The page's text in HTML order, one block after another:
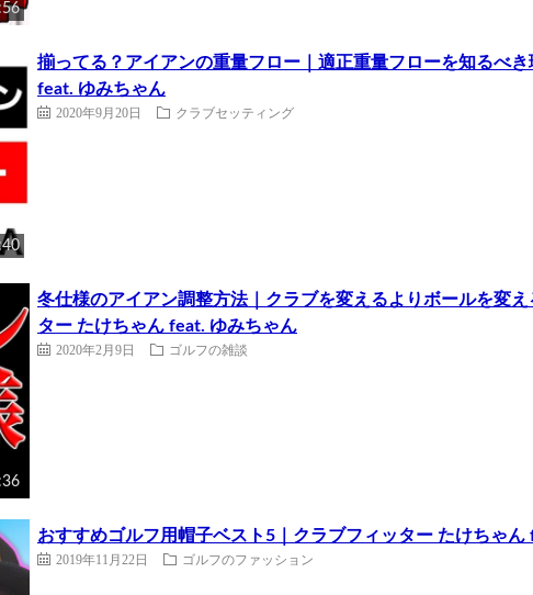
揃ってる？アイアンの重量フロー｜適正重量フローを知るべ
feat. ゆみちゃん
2020年9月20日 クラブセッティング
冬仕様のアイアン調整方法｜クラブを変えるよりボールを変
ター たけちゃん feat. ゆみちゃん
2020年2月9日 ゴルフの雑談
おすすめゴルフ用帽子ベスト5｜クラブフィッター たけちゃん
2019年11月22日 ゴルフのファッション